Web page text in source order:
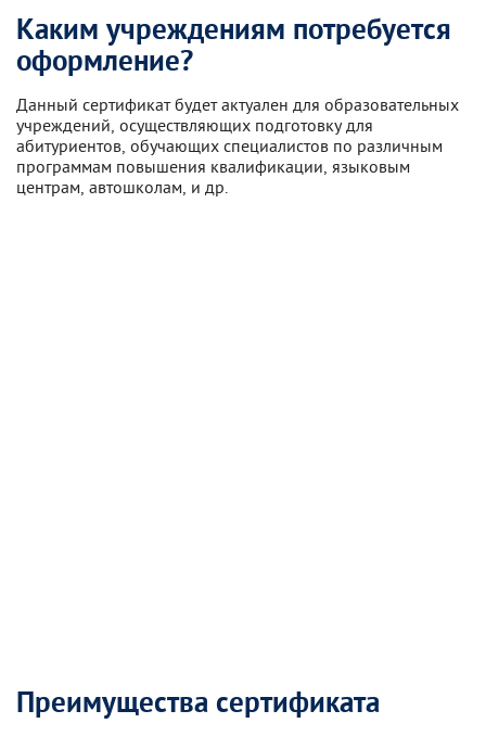
Каким учреждениям потребуется
оформление?
Данный сертификат будет актуален для образовательных
учреждений, осуществляющих подготовку для
абитуриентов, обучающих специалистов по различным
программам повышения квалификации, языковым
центрам, автошколам, и др.
Преимущества сертификата